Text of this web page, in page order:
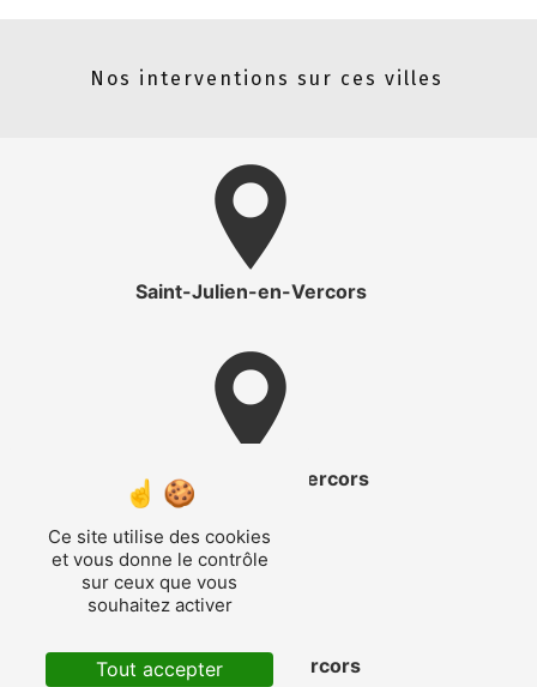
Nos interventions sur ces villes
Saint-Julien-en-Vercors
Saint-Martin-en-Vercors
Corrençon-en-Vercors
Ce site utilise des cookies
et vous donne le contrôle
sur ceux que vous
souhaitez activer
Tout accepter